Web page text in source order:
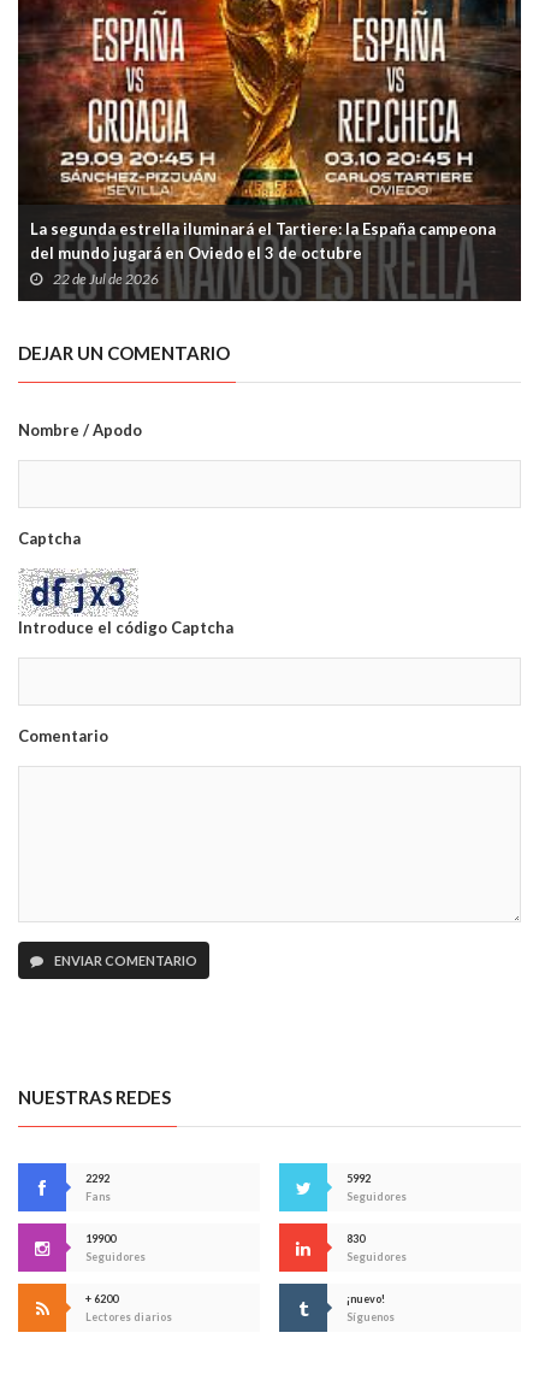
La segunda estrella iluminará el Tartiere: la España campeona
del mundo jugará en Oviedo el 3 de octubre
22 de Jul de 2026
DEJAR UN COMENTARIO
Nombre / Apodo
Captcha
Introduce el código Captcha
Comentario
ENVIAR COMENTARIO
NUESTRAS REDES
2292
Fans
5992
Seguidores
19900
Seguidores
830
Seguidores
+ 6200
Lectores diarios
¡nuevo!
Síguenos